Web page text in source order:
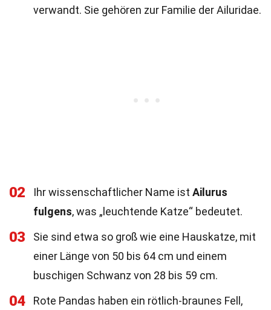
verwandt. Sie gehören zur Familie der Ailuridae.
02 Ihr wissenschaftlicher Name ist Ailurus
fulgens, was „leuchtende Katze“ bedeutet.
03
Sie sind etwa so groß wie eine Hauskatze, mit
einer Länge von 50 bis 64 cm und einem
buschigen Schwanz von 28 bis 59 cm.
04
Rote Pandas haben ein rötlich-braunes Fell,